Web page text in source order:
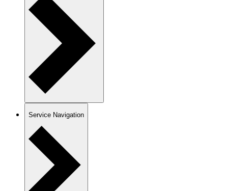
Service Navigation